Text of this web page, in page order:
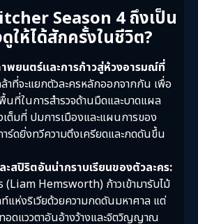
Season 4 ถึงเป็น
ห้ได้สักครั้งในชีวิต?
พยนตร์และการก้าวสู่ห้วงอารมณ์ที่
าที่จะแยกตัวละครหลักออกจากกัน เพื่อ
นที่ในการสำรวจด้านมืดและบาดแผล
เต็มที่ ปมการเมืองและแผนการของ
ร์ดยิ่งทวีความตึงเครียดและกดดันขึ้น
ะสปิริตอันน่ากราบเรียนของตัวละคร:
(Liam Hemsworth) ก้าวเข้ามารับไม้
แห่งริเวียด้วยความกดดันมหาศาล แต่
ทอดแววตาอันอ้างว้างและจิตวิญญาณ